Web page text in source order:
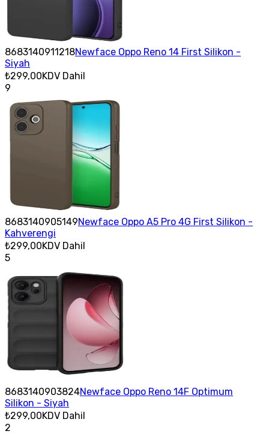
8683140911218Newface Oppo Reno 14 First Silikon -
Siyah
₺299,00KDV Dahil
9
8683140905149Newface Oppo A5 Pro 4G First Silikon -
Kahverengi
₺299,00KDV Dahil
5
8683140903824Newface Oppo Reno 14F Optimum
Silikon - Siyah
₺299,00KDV Dahil
2